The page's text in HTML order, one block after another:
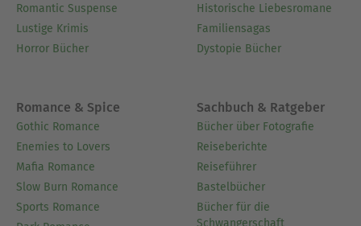
Romantic Suspense
Lustige Krimis
Horror Bücher
Historische Liebesromane
Familiensagas
Dystopie Bücher
Romance & Spice
Gothic Romance
Enemies to Lovers
Mafia Romance
Slow Burn Romance
Sports Romance
Sachbuch & Ratgeber
Bücher über Fotografie
Reiseberichte
Reiseführer
Bastelbücher
Bücher für die